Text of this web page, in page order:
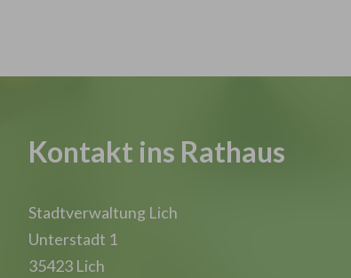
Kontakt ins Rathaus
Stadtverwaltung Lich
Unterstadt 1
35423 Lich